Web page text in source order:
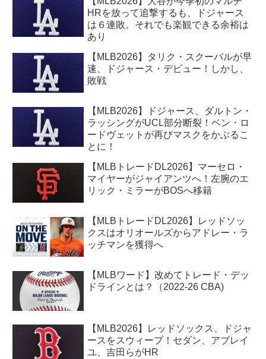
HRを放って追撃するも、ドジャース
は６連敗。それでも楽観できる余裕は
あり
【MLB2026】タリク・スクーバルが早
速、ドジャース・デビュー！しかし、
敗戦
【MLB2026】ドジャース、ダルトン・
ラッシングがUCL部分断裂！ベン・ロ
ードヴェットが再びマスクをかぶるこ
とに！
【MLBトレードDL2026】マーセロ・
マイヤーがジャイアンツへ！左腕のエ
リック・ミラーがBOSへ移籍
【MLBトレードDL2026】レッドソッ
クスはオリオールズからアドレー・ラ
ッチマンを獲得へ
【MLBワード】改めてトレード・デッ
ドラインとは？（2022-26 CBA)
【MLB2026】レッドソックス、ドジャ
ースをスウィープ！セダン、アブレイ
ユ、吉田らがHR